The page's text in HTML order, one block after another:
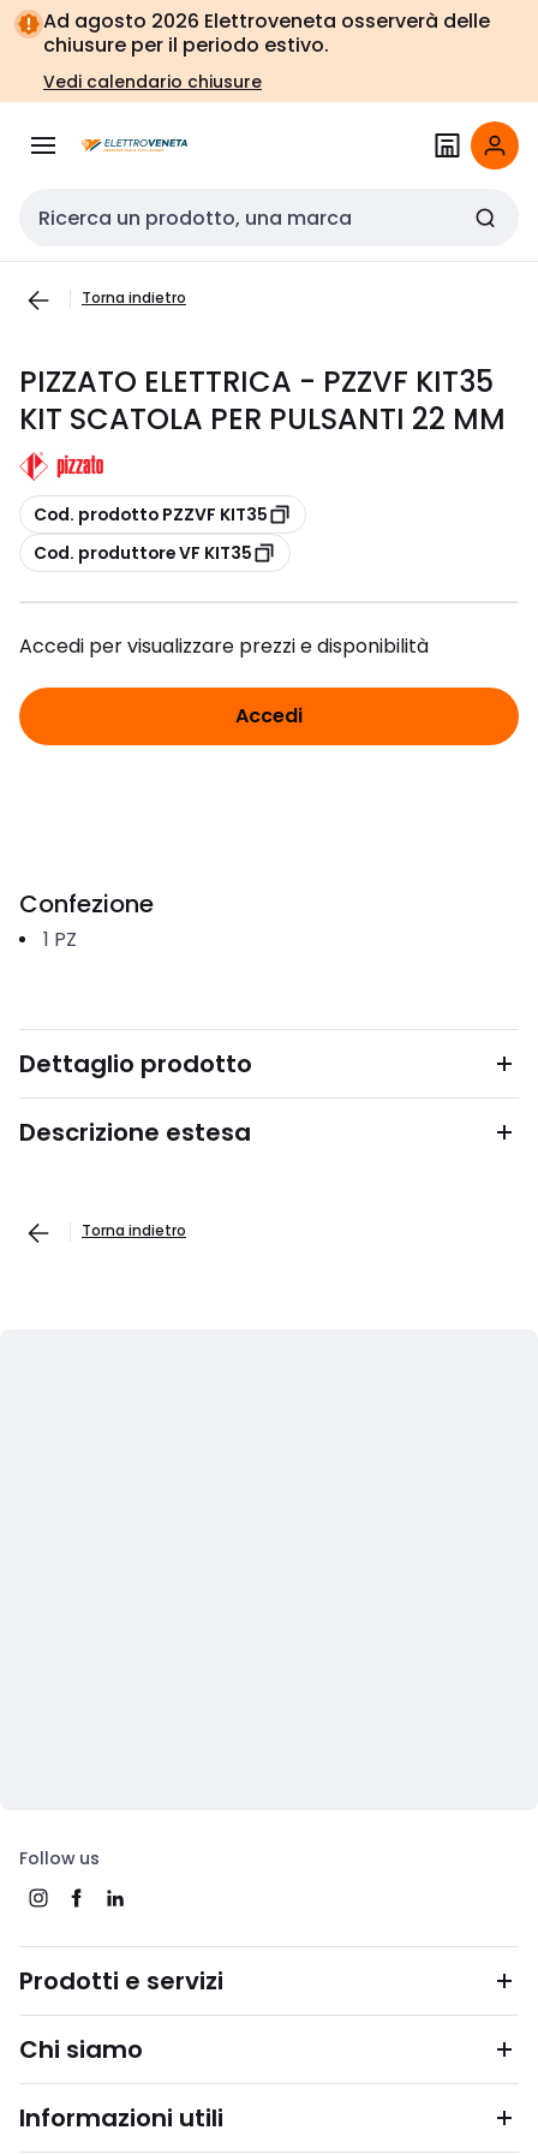
Vai alla
navigazione
Vai
alla
pagina
Ad agosto 2026 Elettroveneta osserverà delle
chiusure per il periodo estivo.
Vedi calendario chiusure
Cerca input
Torna indietro
PIZZATO ELETTRICA - PZZVF KIT35
KIT SCATOLA PER PULSANTI 22 MM
copia
Cod. prodotto PZZVF KIT35
copia
Cod. produttore VF KIT35
Accedi per visualizzare prezzi e disponibilità
Accedi
Confezione
1 PZ
Dettaglio prodotto
Descrizione estesa
Torna indietro
Follow us
Prodotti e servizi
Chi siamo
Informazioni utili